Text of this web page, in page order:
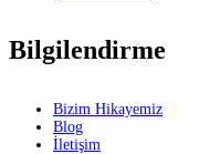
Bilgilendirme
Bizim Hikayemiz
Blog
İletişim